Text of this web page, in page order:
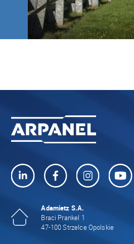
Adamietz S.A.
Braci Prankel 1
47-100 Strzelce Opolskie